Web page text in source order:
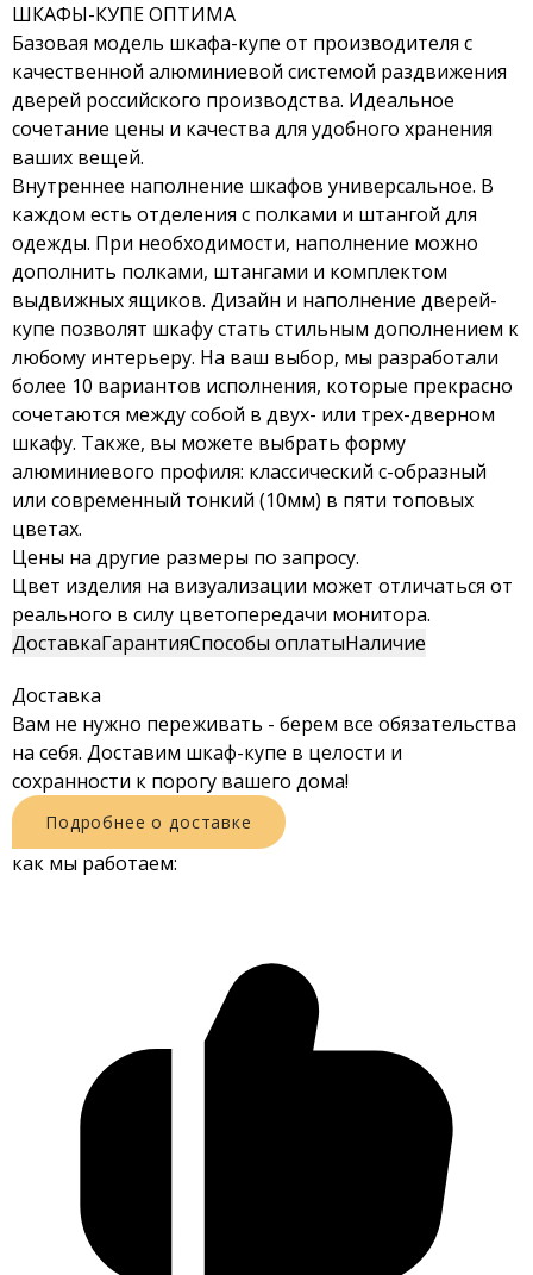
ШКАФЫ-КУПЕ ОПТИМА
Базовая модель шкафа-купе от производителя с
качественной алюминиевой системой раздвижения
дверей российского производства. Идеальное
сочетание цены и качества для удобного хранения
ваших вещей.
Внутреннее наполнение шкафов универсальное. В
каждом есть отделения с полками и штангой для
одежды. При необходимости, наполнение можно
дополнить полками, штангами и комплектом
выдвижных ящиков. Дизайн и наполнение дверей-
купе позволят шкафу стать стильным дополнением к
любому интерьеру. На ваш выбор, мы разработали
более 10 вариантов исполнения, которые прекрасно
сочетаются между собой в двух- или трех-дверном
шкафу. Также, вы можете выбрать форму
алюминиевого профиля: классический с-образный
или современный тонкий (10мм) в пяти топовых
цветах.
Цены на другие размеры по запросу.
Цвет изделия на визуализации может отличаться от
реального в силу цветопередачи монитора.
ДоставкаГарантияСпособы оплатыНаличие
Доставка
Вам не нужно переживать - берем все обязательства
на себя. Доставим шкаф-купе в целости и
сохранности к порогу вашего дома!
Подробнее о доставке
как мы работаем: